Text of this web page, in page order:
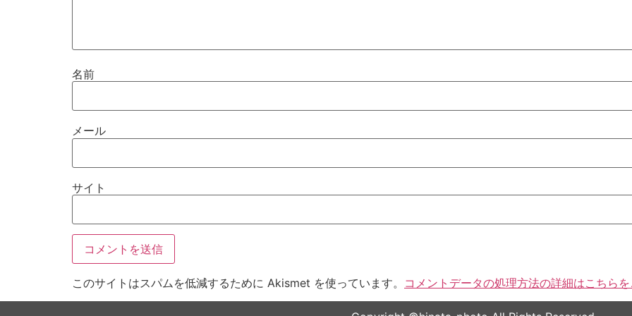
名前
メール
サイト
このサイトはスパムを低減するために Akismet を使っています。 コメントデータの処理方法の詳細はこちら